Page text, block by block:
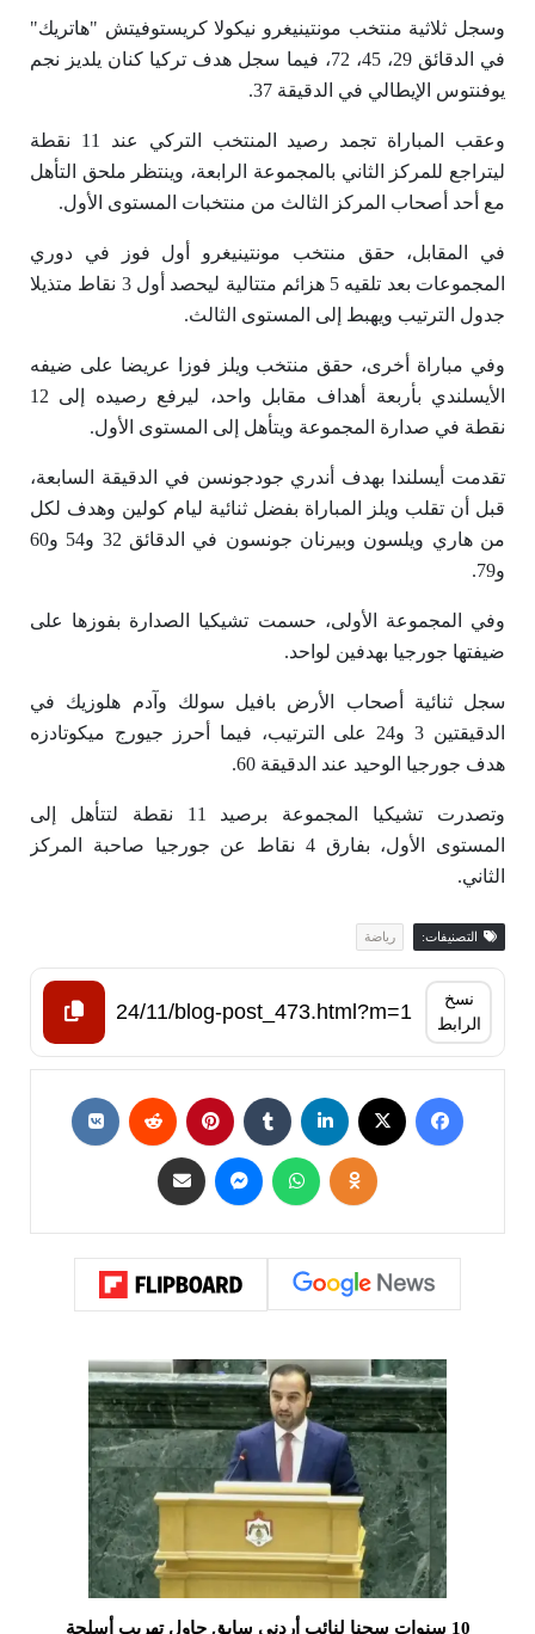
وسجل ثلاثية منتخب مونتينيغرو نيكولا كريستوفيتش "هاتريك"
في الدقائق 29، 45، 72، فيما سجل هدف تركيا كنان يلديز نجم
يوفنتوس الإيطالي في الدقيقة 37.
وعقب المباراة تجمد رصيد المنتخب التركي عند 11 نقطة
ليتراجع للمركز الثاني بالمجموعة الرابعة، وينتظر ملحق التأهل
مع أحد أصحاب المركز الثالث من منتخبات المستوى الأول.
في المقابل، حقق منتخب مونتينيغرو أول فوز في دوري
المجموعات بعد تلقيه 5 هزائم متتالية ليحصد أول 3 نقاط متذيلا
جدول الترتيب ويهبط إلى المستوى الثالث.
وفي مباراة أخرى، حقق منتخب ويلز فوزا عريضا على ضيفه
الأيسلندي بأربعة أهداف مقابل واحد، ليرفع رصيده إلى 12
نقطة في صدارة المجموعة ويتأهل إلى المستوى الأول.
تقدمت أيسلندا بهدف أندري جودجونسن في الدقيقة السابعة،
قبل أن تقلب ويلز المباراة بفضل ثنائية ليام كولين وهدف لكل
من هاري ويلسون وبيرنان جونسون في الدقائق 32 و54 و60
و79.
وفي المجموعة الأولى، حسمت تشيكيا الصدارة بفوزها على
ضيفتها جورجيا بهدفين لواحد.
سجل ثنائية أصحاب الأرض بافيل سولك وآدم هلوزيك في
الدقيقتين 3 و24 على الترتيب، فيما أحرز جيورج ميكوتادزه
هدف جورجيا الوحيد عند الدقيقة 60.
وتصدرت تشيكيا المجموعة برصيد 11 نقطة لتتأهل إلى
المستوى الأول، بفارق 4 نقاط عن جورجيا صاحبة المركز
الثاني.
التصنيفات: رياضة
نسخ
الرابط
10 سنوات سجنا لنائب أردني سابق حاول تهريب أسلحة